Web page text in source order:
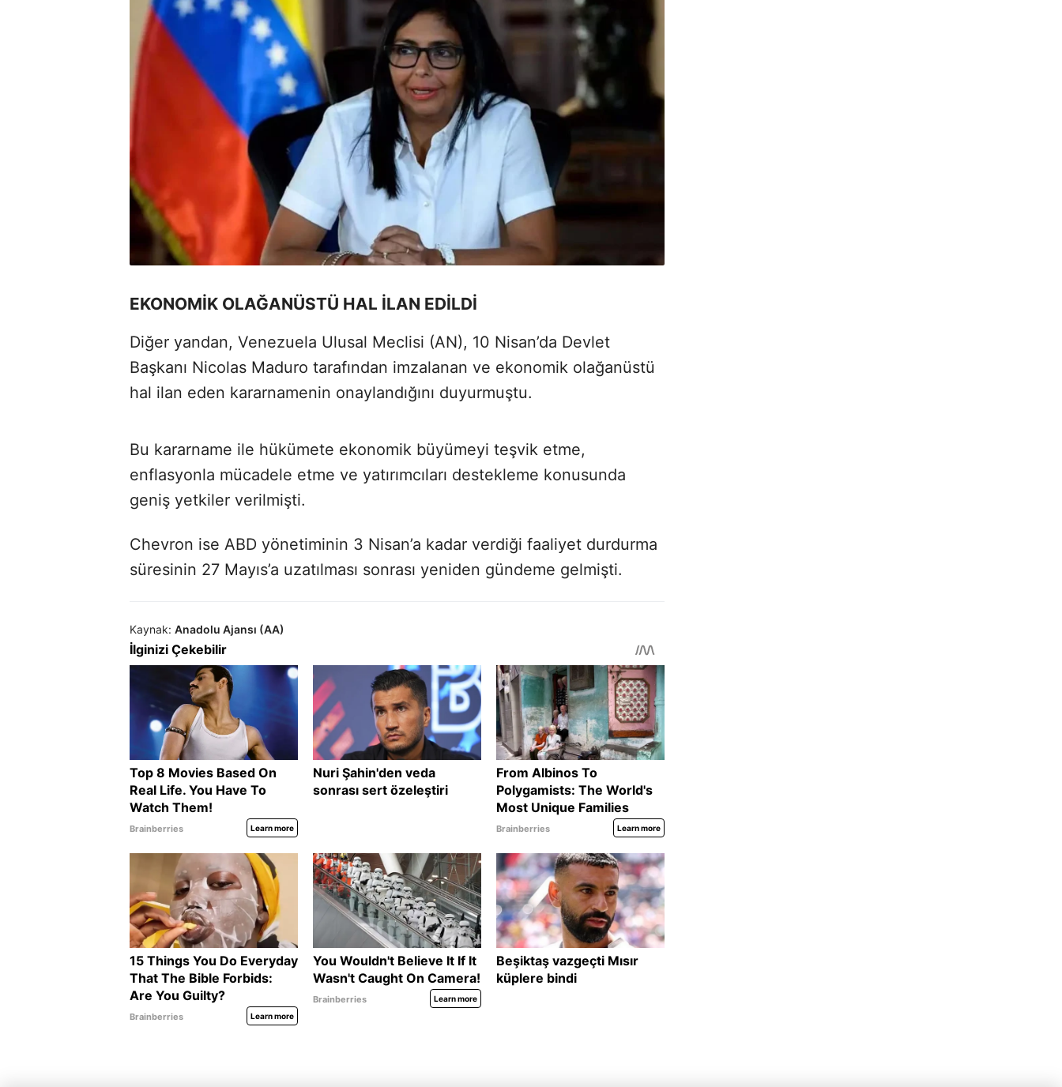
EKONOMİK OLAĞANÜSTÜ HAL İLAN EDİLDİ
Diğer yandan, Venezuela Ulusal Meclisi (AN), 10 Nisan’da Devlet
Başkanı Nicolas Maduro tarafından imzalanan ve ekonomik olağanüstü
hal ilan eden kararnamenin onaylandığını duyurmuştu.
Bu kararname ile hükümete ekonomik büyümeyi teşvik etme,
enflasyonla mücadele etme ve yatırımcıları destekleme konusunda
geniş yetkiler verilmişti.
Chevron ise ABD yönetiminin 3 Nisan’a kadar verdiği faaliyet durdurma
süresinin 27 Mayıs’a uzatılması sonrası yeniden gündeme gelmişti.
Kaynak: Anadolu Ajansı (AA)